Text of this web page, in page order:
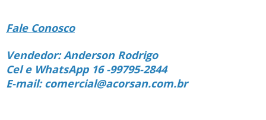
Fale Conosco
Vendedor: Anderson Rodrigo
Cel e WhatsApp 16 -99795-2844
E-mail: comercial@acorsan.com.br